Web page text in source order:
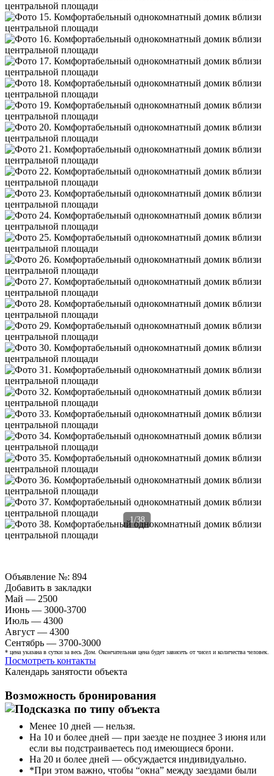
1/38
Объявление №: 894
Добавить в закладки
Май — 2500
Июнь — 3000-3700
Июль — 4300
Август — 4300
Сентябрь — 3700-3000
* цена указана в сутки за весь Дом. Окончательная цена будет зависеть от чисел и количества человек.
Посмотреть контакты
Календарь занятости объекта
Возможность бронирования
Менее 10 дней — нельзя.
На 10 и более дней — при заезде не позднее 3 июня или
если вы подстраиваетесь под имеющиеся брони.
На 20 и более дней — обсуждается индивидуально.
*При этом важно, чтобы “окна” между заездами были